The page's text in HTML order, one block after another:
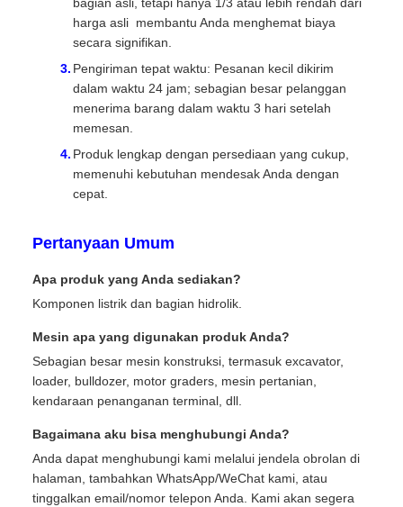
harga asli  membantu Anda menghemat biaya
secara signifikan.
Pengiriman tepat waktu: Pesanan kecil dikirim
dalam waktu 24 jam; sebagian besar pelanggan
menerima barang dalam waktu 3 hari setelah
memesan.
Produk lengkap dengan persediaan yang cukup,
memenuhi kebutuhan mendesak Anda dengan
cepat.
Pertanyaan Umum
Apa produk yang Anda sediakan?
Komponen listrik dan bagian hidrolik.
Mesin apa yang digunakan produk Anda?
Sebagian besar mesin konstruksi, termasuk excavator,
loader, bulldozer, motor graders, mesin pertanian,
kendaraan penanganan terminal, dll.
Bagaimana aku bisa menghubungi Anda?
Anda dapat menghubungi kami melalui jendela obrolan di
halaman, tambahkan WhatsApp/WeChat kami, atau
tinggalkan email/nomor telepon Anda. Kami akan segera